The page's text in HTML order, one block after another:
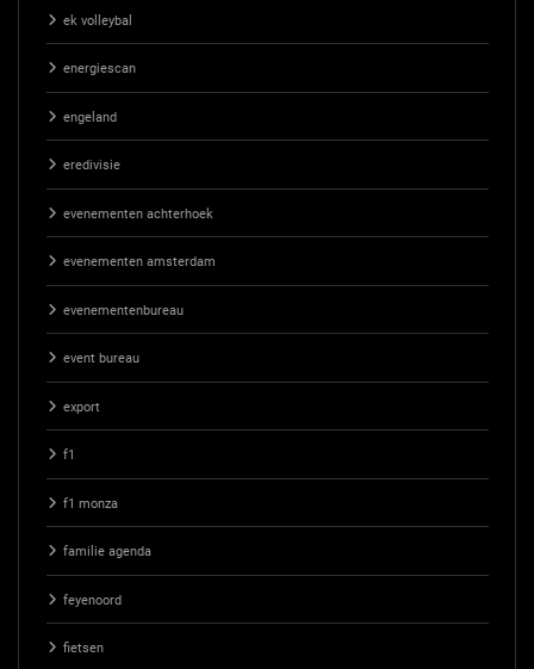
ek volleybal
energiescan
engeland
eredivisie
evenementen achterhoek
evenementen amsterdam
evenementenbureau
event bureau
export
f1
f1 monza
familie agenda
feyenoord
fietsen